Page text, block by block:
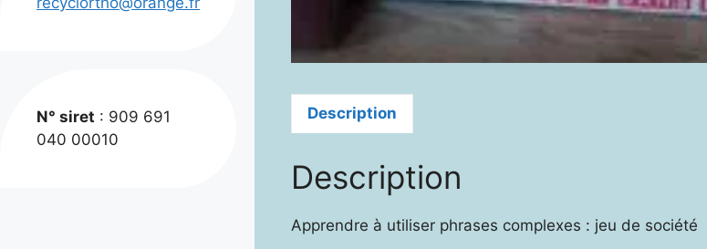
Description
Description
Apprendre à utiliser phrases complexes : jeu de société
N° siret : 909 691
040 00010